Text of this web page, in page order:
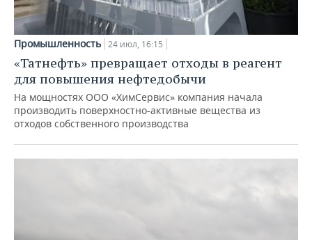
Промышленность 24 июл, 16:15
«Татнефть» превращает отходы в реагент
для повышения нефтедобычи
На мощностях ООО «ХимСервис» компания начала
производить поверхностно-активные вещества из
отходов собственного производства